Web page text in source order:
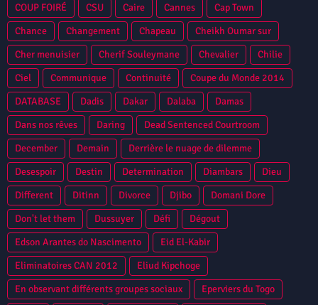
COUP FOIRÉ
CSU Caire Cannes
Cap Town
Chance
Changement Chapeau
Cheikh Oumar sur
Cher menuisier
Cherif Souleymane Chevalier
Chilie
Ciel
Communique Continuité
Coupe du Monde 2014
DATABASE
Dadis Dakar Dalaba
Damas
Dans nos rêves
Daring
Dead Sentenced Courtroom
December
Demain
Derrière le nuage de dilemme
Desespoir
Destin Determination Diambars
Dieu
Different
Ditinn Divorce Djibo
Domani Dore
Don't let them
Dussuyer Défi
Dégout
Edson Arantes do Nascimento
Eid El-Kabir
Eliminatoires CAN 2012
Eliud Kipchoge
En observant différents groupes sociaux
Eperviers du Togo